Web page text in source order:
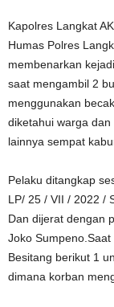
Kapolres Langkat
Humas Polres
membenarkan
saat mengambil 2
menggunakan
diketahui warga
lainnya sempat
Pelaku ditangkap
LP/ 25 / VII / 2022 /
Dan dijerat dengan
Joko
Besitang berikut 1
dimana korban